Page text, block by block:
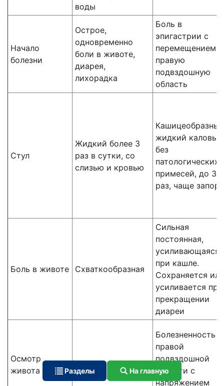
воды
Начало
болезни
Острое,
одновременно
боли в животе,
диарея,
лихорадка
Боль в
эпигастрии с
перемещением в
правую
подвздошную
область
Стул
Жидкий более 3
раз в сутки, со
слизью и кровью
жидкий
без
патологических
примесей, до 3-
раз, чаще запор
Боль в животе Схваткообразная
Сильная
постоянная,
усиливающаяся
при кашле.
Сохраняется или
усиливается при
прекращении
диареи
Осмотр
живота
Мягкий, вздут
Болезненность в
правой
подвздошной
области с
напряжением
Разделы На главную